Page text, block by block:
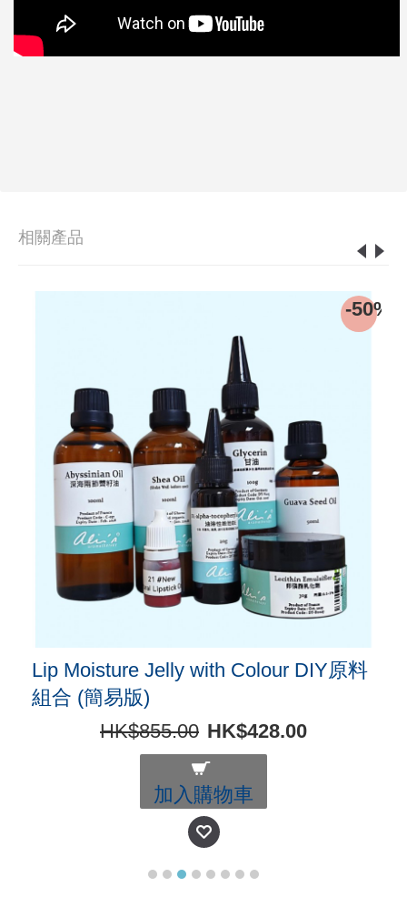
相關產品
-50%
Lip Moisture Jelly with Colour DIY原料
組合 (簡易版)
HK$855.00 HK$428.00
加入購物車